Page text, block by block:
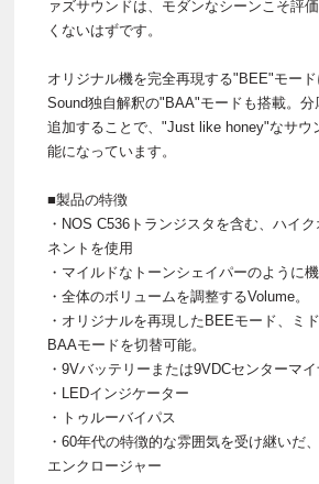
ァズサウンドは、モダンなシーンこそ評
くないはずです。
オリジナル機を完全再現する"BEE"モー
Sound独自解釈の"BAA"モードも搭載。分
追加することで、"Just like honey"なサウ
能になっています。
■製品の特徴
・NOS C536トランジスタを含む、ハイ
ネントを使用
・マイルドなトーンシェイパーのように
・全体のボリュームを調整するVolume。
・オリジナルを再現したBEEモード、ミ
BAAモードを切替可能。
・9Vバッテリーまたは9VDCセンターマイ
・LEDインジケーター
・トゥルーバイパス
・60年代の特徴的な雰囲気を受け継いだ
エンクロージャー